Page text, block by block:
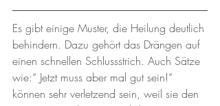
Es gibt einige Muster, die Heilung deutlich
behindern. Dazu gehört das Drängen auf
einen schnellen Schlussstrich. Auch Sätze
wie:“ Jetzt muss aber mal gut sein!“
können sehr verletzend sein, weil sie den